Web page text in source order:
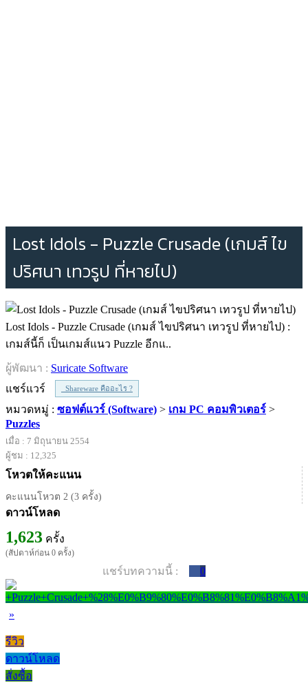
Lost Idols - Puzzle Crusade (เกมส์ ไข
ปริศนา เทวรูป ที่หายไป)
Lost Idols - Puzzle Crusade (เกมส์ ไขปริศนา เทวรูป ที่หายไป) :
เกมส์นี้ก็ เป็นเกมส์แนว Puzzle อีกแ..
ผู้พัฒนา : Suricate Software
แชร์แวร์
Shareware คืออะไร ?
หมวดหมู่ : ซอฟต์แวร์ (Software) > เกม PC คอมพิวเตอร์ >
Puzzles
เมื่อ : 7 มิถุนายน 2554
ผู้ชม : 12,325
โหวตให้คะแนน
คะแนนโหวต 2 (3 ครั้ง)
ดาวน์โหลด
1,623 ครั้ง
(สัปดาห์ก่อน 0 ครั้ง)
แชร์บทความนี้ : 0
»
รีวิว
ดาวน์โหลด
สั่งซื้อ